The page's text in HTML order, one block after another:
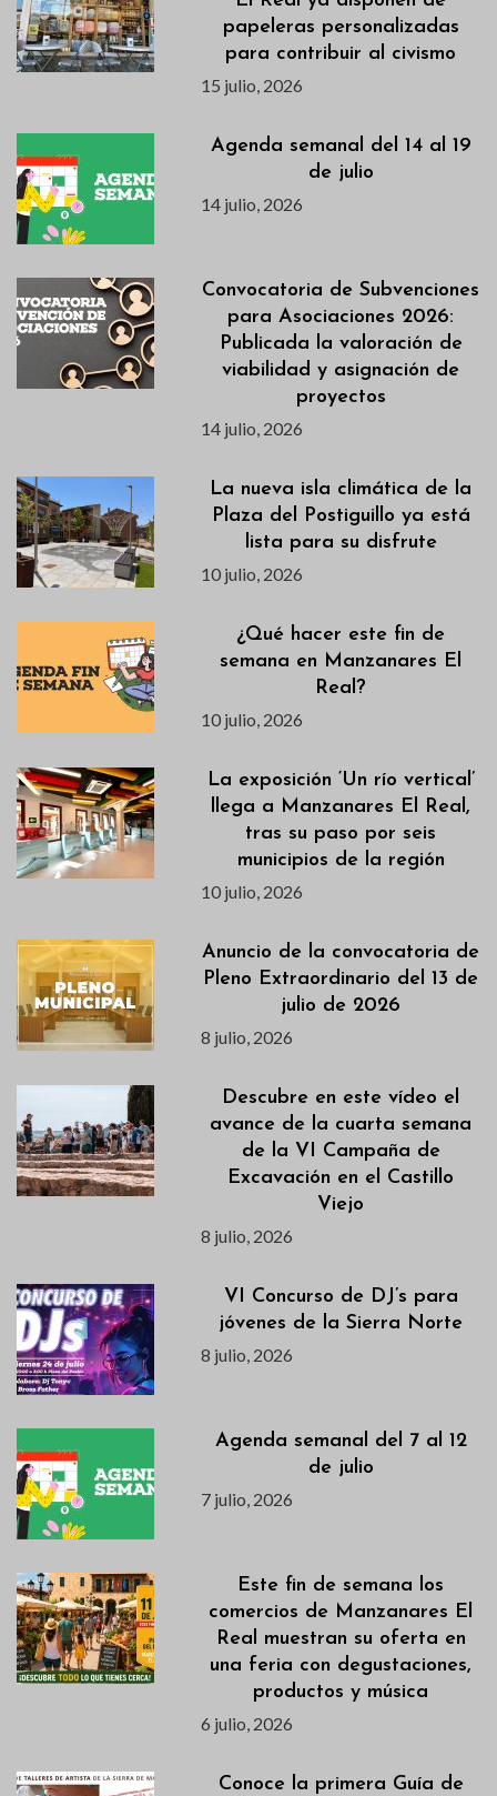
papeleras personalizadas
para contribuir al civismo
15 julio, 2026
Agenda semanal del 14 al 19
de julio
14 julio, 2026
Convocatoria de Subvenciones
para Asociaciones 2026:
Publicada la valoración de
viabilidad y asignación de
proyectos
14 julio, 2026
La nueva isla climática de la
Plaza del Postiguillo ya está
lista para su disfrute
10 julio, 2026
¿Qué hacer este fin de
semana en Manzanares El
Real?
10 julio, 2026
La exposición ‘Un río vertical’
llega a Manzanares El Real,
tras su paso por seis
municipios de la región
10 julio, 2026
Anuncio de la convocatoria de
Pleno Extraordinario del 13 de
julio de 2026
8 julio, 2026
Descubre en este vídeo el
avance de la cuarta semana
de la VI Campaña de
Excavación en el Castillo
Viejo
8 julio, 2026
VI Concurso de DJ’s para
jóvenes de la Sierra Norte
8 julio, 2026
Agenda semanal del 7 al 12
de julio
7 julio, 2026
Este fin de semana los
comercios de Manzanares El
Real muestran su oferta en
una feria con degustaciones,
productos y música
6 julio, 2026
Conoce la primera Guía de